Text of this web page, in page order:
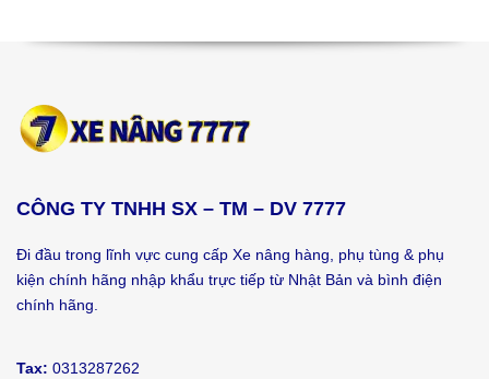
CÔNG TY TNHH SX – TM – DV 7777
Đi đầu trong lĩnh vực cung cấp Xe nâng hàng, phụ tùng & phụ
kiện chính hãng nhập khẩu trực tiếp từ Nhật Bản và bình điện
chính hãng.
Tax: 0313287262